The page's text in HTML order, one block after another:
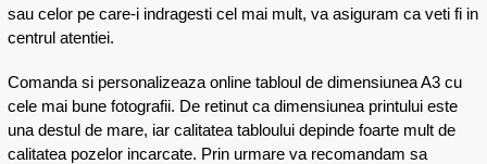
sau celor pe care-i indragesti cel mai mult, va asiguram ca veti fi in
centrul atentiei.
Comanda si personalizeaza online tabloul de dimensiunea A3 cu
cele mai bune fotografii. De retinut ca dimensiunea printului este
una destul de mare, iar calitatea tabloului depinde foarte mult de
calitatea pozelor incarcate. Prin urmare va recomandam sa